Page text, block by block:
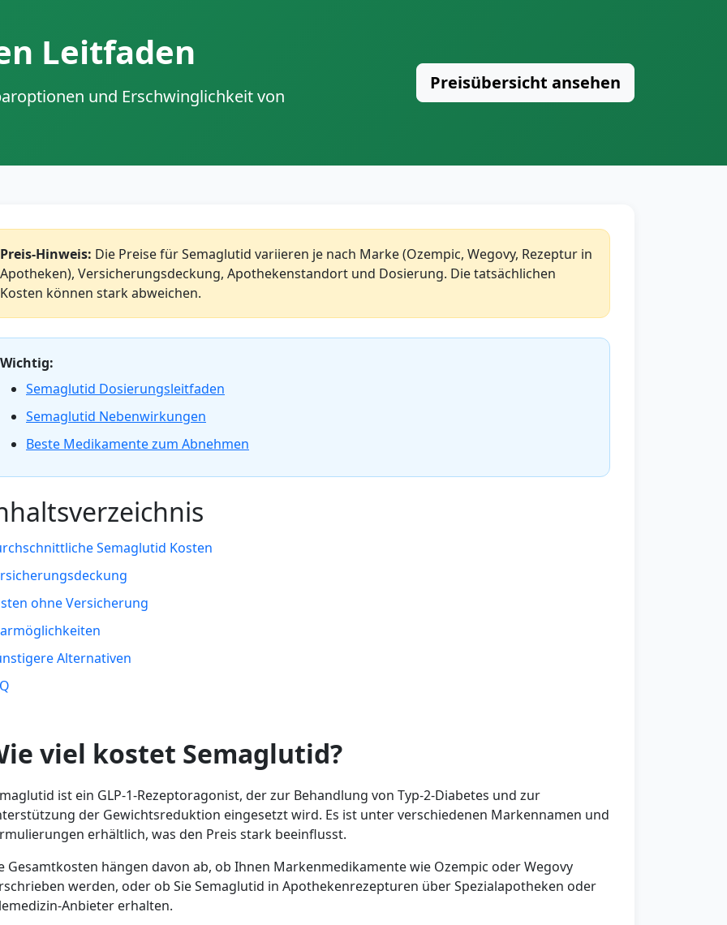
Leitfaden
und Erschwinglichkeit von
Preisübersicht ansehen
Preis-Hinweis: Die Preise für Semaglutid variieren je nach Marke (Ozempic, Wegovy, Rezeptur in
Apotheken), Versicherungsdeckung, Apothekenstandort und Dosierung. Die tatsächlichen
Kosten können stark abweichen.
Wichtig:
Semaglutid Dosierungsleitfaden
Semaglutid Nebenwirkungen
Beste Medikamente zum Abnehmen
Semaglutid Kosten
ohne Versicherung
Alternativen
viel kostet Semaglutid?
ist ein GLP-1-Rezeptoragonist, der zur Behandlung von Typ-2-Diabetes und zur
der Gewichtsreduktion eingesetzt wird. Es ist unter verschiedenen Markennamen und
erhältlich, was den Preis stark beeinflusst.
Gesamtkosten hängen davon ab, ob Ihnen Markenmedikamente wie Ozempic oder Wegovy
werden, oder ob Sie Semaglutid in Apothekenrezepturen über Spezialapotheken oder
Anbieter erhalten.